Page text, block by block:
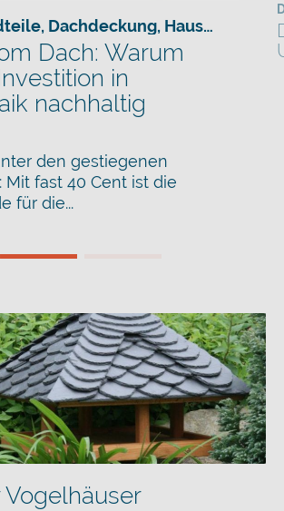
, Dachdeckung, Hausbau
Dach: Warum
in
nachhaltig
den gestiegenen
Mit fast 40 Cent ist die
für die...
Vogelhäuser